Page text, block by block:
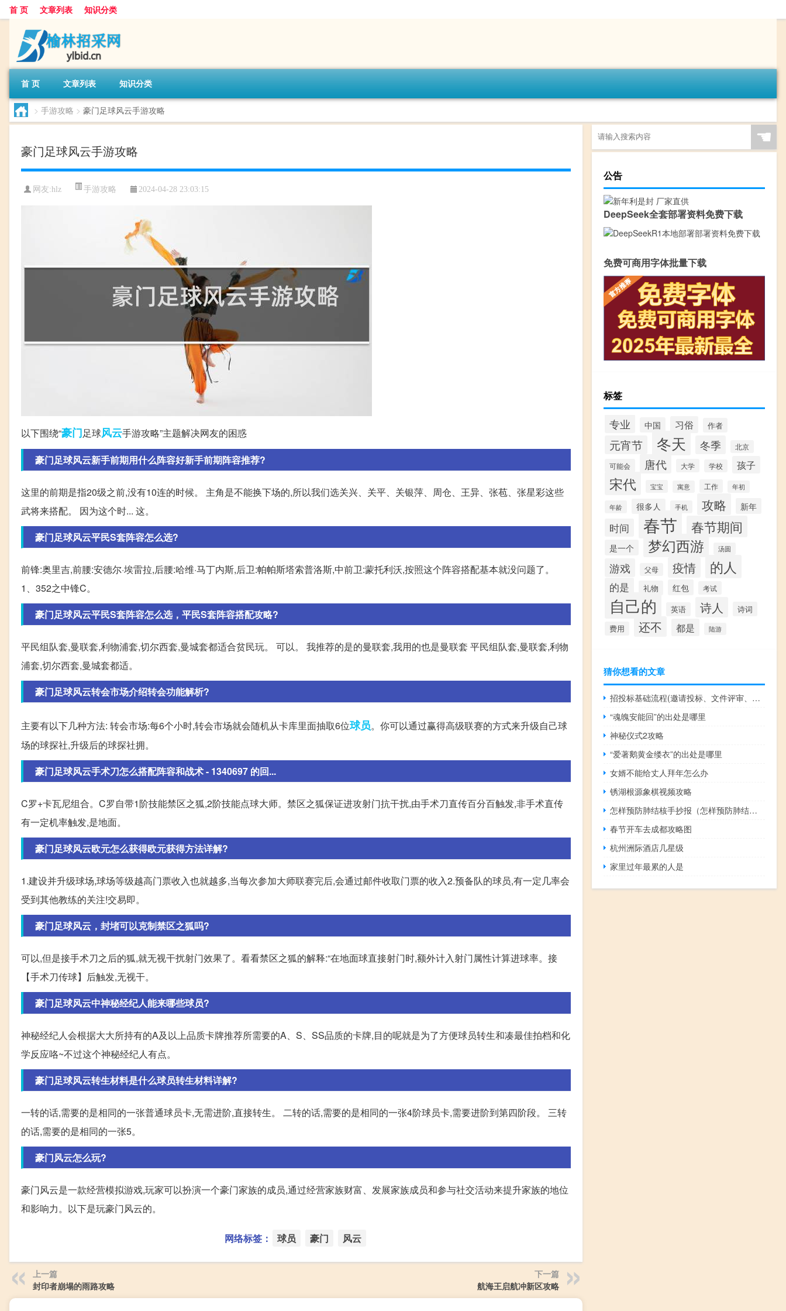
首 页 文章列表 知识分类
首 页 文章列表 知识分类
> 手游攻略 > 豪门足球风云手游攻略
豪门足球风云手游攻略
网友:hlz 手游攻略 2024-04-28 23:03:15
以下围绕“豪门足球风云手游攻略”主题解决网友的困惑
豪门足球风云新手前期用什么阵容好新手前期阵容推荐?
这里的前期是指20级之前,没有10连的时候。 主角是不能换下场的,所以我们选关兴、关平、关银萍、周仓、王异、张苞、张星彩这些
武将来搭配。 因为这个时... 这。
豪门足球风云平民S套阵容怎么选?
前锋:奥里吉,前腰:安德尔·埃雷拉,后腰:哈维·马丁内斯,后卫:帕帕斯塔索普洛斯,中前卫:蒙托利沃,按照这个阵容搭配基本就没问题了。
1、352之中锋C。
豪门足球风云平民S套阵容怎么选，平民S套阵容搭配攻略?
平民组队套,曼联套,利物浦套,切尔西套,曼城套都适合贫民玩。 可以。 我推荐的是的曼联套,我用的也是曼联套 平民组队套,曼联套,利物
浦套,切尔西套,曼城套都适。
豪门足球风云转会市场介绍转会功能解析?
主要有以下几种方法: 转会市场:每6个小时,转会市场就会随机从卡库里面抽取6位球员。你可以通过赢得高级联赛的方式来升级自己球
场的球探社,升级后的球探社拥。
豪门足球风云手术刀怎么搭配阵容和战术 - 1340697 的回...
C罗+卡瓦尼组合。C罗自带1阶技能禁区之狐,2阶技能点球大师。禁区之狐保证进攻射门抗干扰,由手术刀直传百分百触发,非手术直传
有一定机率触发,是地面。
豪门足球风云欧元怎么获得欧元获得方法详解?
1.建设并升级球场,球场等级越高门票收入也就越多,当每次参加大师联赛完后,会通过邮件收取门票的收入2.预备队的球员,有一定几率会
受到其他教练的关注!交易即。
豪门足球风云，封堵可以克制禁区之狐吗?
可以,但是接手术刀之后的狐,就无视干扰射门效果了。看看禁区之狐的解释:“在地面球直接射门时,额外计入射门属性计算进球率。接
【手术刀传球】后触发,无视干。
豪门足球风云中神秘经纪人能来哪些球员?
神秘经纪人会根据大大所持有的A及以上品质卡牌推荐所需要的A、S、SS品质的卡牌,目的呢就是为了方便球员转生和凑最佳拍档和化
学反应咯~不过这个神秘经纪人有点。
豪门足球风云转生材料是什么球员转生材料详解?
一转的话,需要的是相同的一张普通球员卡,无需进阶,直接转生。 二转的话,需要的是相同的一张4阶球员卡,需要进阶到第四阶段。 三转
的话,需要的是相同的一张5。
豪门风云怎么玩?
豪门风云是一款经营模拟游戏,玩家可以扮演一个豪门家族的成员,通过经营家族财富、发展家族成员和参与社交活动来提升家族的地位
和影响力。以下是玩豪门风云的。
网络标签： 球员 豪门 风云
上一篇
封印者崩塌的雨路攻略
下一篇
航海王启航冲新区攻略
☚
公告
DeepSeek全套部署资料免费下载
免费可商用字体批量下载
标签
专业 中国 习俗 作者
元宵节 冬天 冬季 北京
可能会 唐代 大学 学校 孩子
宋代 宝宝 寓意 工作 年初
年龄 很多人 手机 攻略 新年
时间 春节 春节期间
是一个 梦幻西游 汤圆
游戏 父母 疫情 的人
的是 礼物 红包 考试
自己的 英语 诗人 诗词
费用 还不 都是 陆游
猜你想看的文章
招投标基础流程(邀请投标、文件评审、合同签订、验收和支付)
“魂魄安能回”的出处是哪里
神秘仪式2攻略
“爱著鹅黄金缕衣”的出处是哪里
女婿不能给丈人拜年怎么办
锈湖根源象棋视频攻略
怎样预防肺结核手抄报（怎样预防肺结核）
春节开车去成都攻略图
杭州洲际酒店几星级
家里过年最累的人是